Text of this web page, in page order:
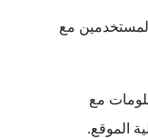
المستخدمين مع
مع
الموقع.